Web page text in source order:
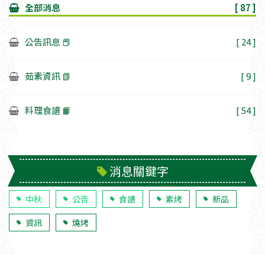
全部消息 [ 87 ]
公告訊息 📕 [ 24 ]
茹素資訊 📗 [ 9 ]
料理食譜 📙 [ 54 ]
消息關鍵字
中秋 公告 食譜 素烤
新品
資訊
燒烤